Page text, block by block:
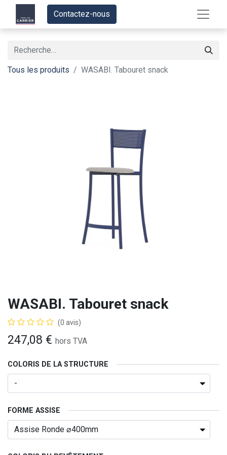
Contactez-nous
Tous les produits WASABI. Tabouret snack
WASABI. Tabouret snack
(0 avis)
247,08 € hors TVA
COLORIS DE LA STRUCTURE
FORME ASSISE